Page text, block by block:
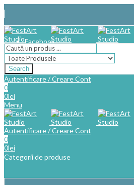
Facebook
Search
Autentificare / Creare Cont
0
0lei
Menu
Autentificare / Creare Cont
0
0lei
Categorii de produse